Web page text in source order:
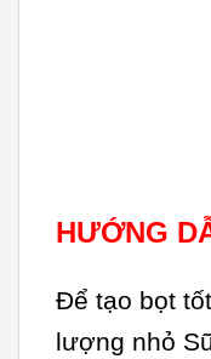
HƯỚNG
Để tạo bọt
lượng nhỏ